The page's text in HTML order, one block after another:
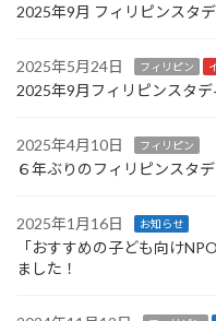
2025年9月 フィリピンスタ
2025年5月24日 フィリピン
2025年9月フィリピンスタ
2025年4月10日 フィリピン
６年ぶりのフィリピンスタ
2025年1月16日 お知らせ
「おすすめの子ども向け
ました！